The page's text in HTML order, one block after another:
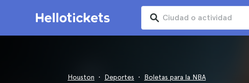
Houston Deportes Boletas para la NBA